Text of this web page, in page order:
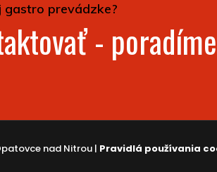
gastro prevádzke?
-
nad Nitrou | Pravidlá používania